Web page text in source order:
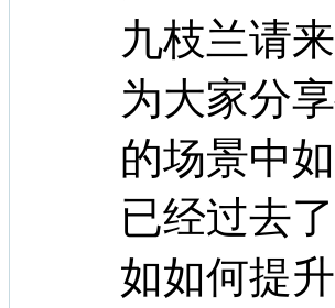
九枝兰请
为大家分
的场景中
已经过去
如如何提